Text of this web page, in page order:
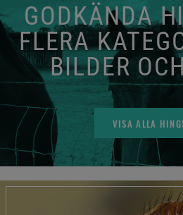
GODKÄNDA
FLERA
BILDER
VISA ALLA